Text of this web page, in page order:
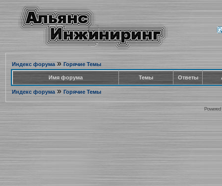
Индекс форума» Горячие Темы
Имя форума Темы Ответы
Индекс форума» Горячие Темы